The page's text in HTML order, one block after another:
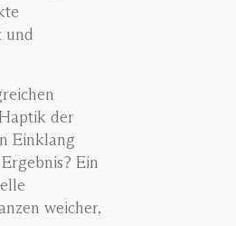
und
der
Einklang
Ein
weicher,